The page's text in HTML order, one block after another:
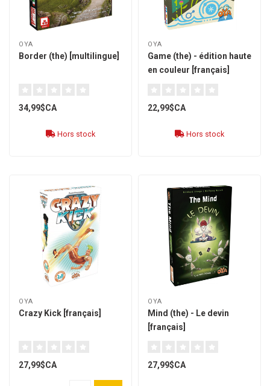
OYA
Border (the) [multilingue]
34,99$CA
Hors stock
OYA
Game (the) - édition haute
en couleur [français]
22,99$CA
Hors stock
OYA
Crazy Kick [français]
27,99$CA
OYA
Mind (the) - Le devin
[français]
27,99$CA